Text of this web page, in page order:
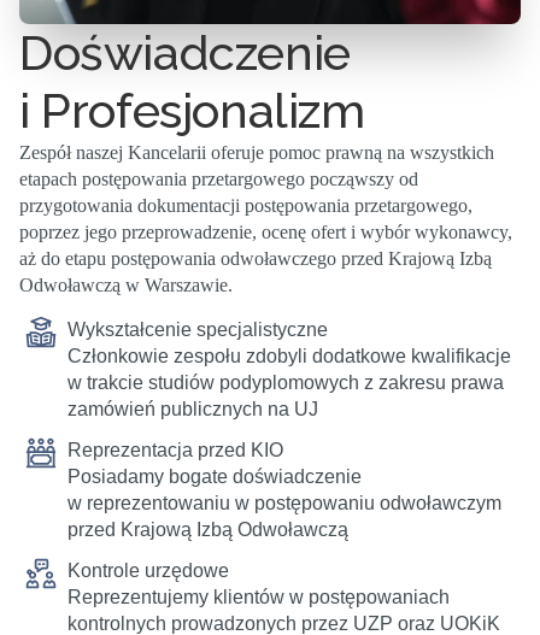
Doświadczenie
i Profesjonalizm
Zespół naszej Kancelarii oferuje pomoc prawną na wszystkich
etapach postępowania przetargowego począwszy od
przygotowania dokumentacji postępowania przetargowego,
poprzez jego przeprowadzenie, ocenę ofert i wybór wykonawcy,
aż do etapu postępowania odwoławczego przed Krajową Izbą
Odwoławczą w Warszawie.
Wykształcenie specjalistyczne
Członkowie zespołu zdobyli dodatkowe kwalifikacje
w trakcie studiów podyplomowych z zakresu prawa
zamówień publicznych na UJ
Reprezentacja przed KIO
Posiadamy bogate doświadczenie
w reprezentowaniu w postępowaniu odwoławczym
przed Krajową Izbą Odwoławczą
Kontrole urzędowe
Reprezentujemy klientów w postępowaniach
kontrolnych prowadzonych przez UZP oraz UOKiK